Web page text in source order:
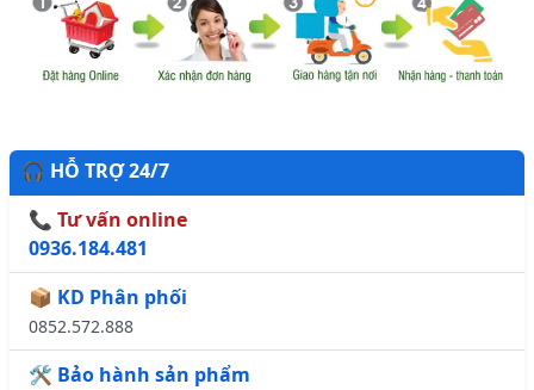
🎧 HỖ TRỢ 24/7
📞 Tư vấn online
0936.184.481
📦 KD Phân phối
0852.572.888
🛠️ Bảo hành sản phẩm